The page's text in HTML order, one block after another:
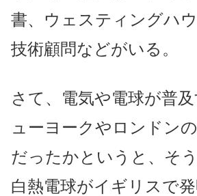
書、ウェスティングハ
技術顧問などがいる。
さて、電気や電球が普
ューヨークやロンドン
だったかというと、そ
白熱電球がイギリスで